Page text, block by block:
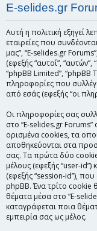
E-selides.gr
Αυτή η πολιτική εξηγεί
εταιρείες που
μας”, “E-selides.gr
(εφεξής “αυτοί”,
“phpBB Limited”, “phpBB
πληροφορίες που
από εσάς (εφεξής “οι
Οι πληροφορίες σας
στο “E-selides.gr Forums”
ορισμένα cookies, τα
αποθηκεύονται στα
σας. Τα πρώτα δύο
μέλους (εφεξής “user-
(εφεξής “session-id”),
phpBB. Ένα τρίτο cookie
θέματα μέσα στο “E-
καταγράφεται ποια
εμπειρία σας ως μέλος.